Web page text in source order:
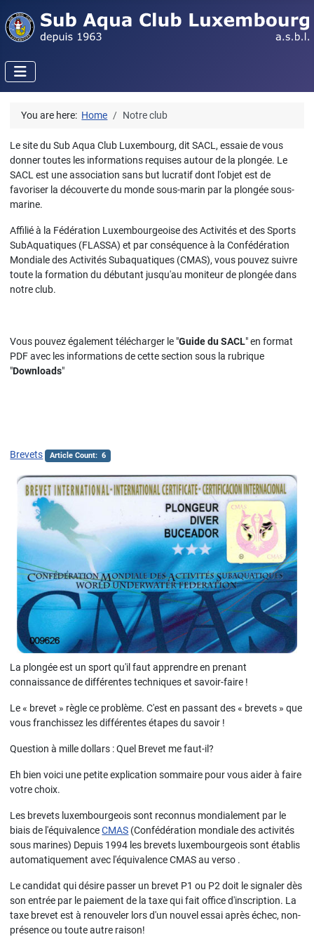
You are here: Home Notre club
Le site du Sub Aqua Club Luxembourg, dit SACL, essaie de vous
donner toutes les informations requises autour de la plongée. Le
SACL est une association sans but lucratif dont l'objet est de
favoriser la découverte du monde sous-marin par la plongée sous-
marine.
Affilié à la Fédération Luxembourgeoise des Activités et des Sports
SubAquatiques (FLASSA) et par conséquence à la Confédération
Mondiale des Activités Subaquatiques (CMAS), vous pouvez suivre
toute la formation du débutant jusqu'au moniteur de plongée dans
notre club.
Vous pouvez également télécharger le "Guide du SACL" en format
PDF avec les informations de cette section sous la rubrique
"Downloads"
Brevets Article Count: 6
La plongée est un sport qu'il faut apprendre en prenant
connaissance de différentes techniques et savoir-faire !
Le « brevet » règle ce problème. C'est en passant des « brevets » que
vous franchissez les différentes étapes du savoir !
Question à mille dollars : Quel Brevet me faut-il?
Eh bien voici une petite explication sommaire pour vous aider à faire
votre choix.
Les brevets luxembourgeois sont reconnus mondialement par le
biais de l'équivalenceCMAS (Confédération mondiale des activités
sous marines) Depuis 1994 les brevets luxembourgeois sont établis
automatiquement avec l'équivalence CMAS au verso .
Le candidat qui désire passer un brevet P1 ou P2 doit le signalerdès
son entrée par le paiement de la taxe qui fait office d'inscription. La
taxe brevet est à renouveler lors d'un nouvel essai après échec, non-
présence ou toute autre raison!